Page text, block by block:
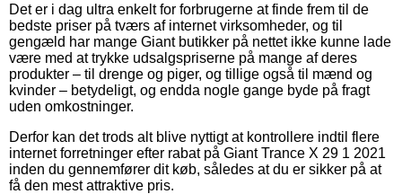
Det er i dag ultra enkelt for forbrugerne at finde frem til de
bedste priser på tværs af internet virksomheder, og til
gengæld har mange Giant butikker på nettet ikke kunne lade
være med at trykke udsalgspriserne på mange af deres
produkter – til drenge og piger, og tillige også til mænd og
kvinder – betydeligt, og endda nogle gange byde på fragt
uden omkostninger.
Derfor kan det trods alt blive nyttigt at kontrollere indtil flere
internet forretninger efter rabat på Giant Trance X 29 1 2021
inden du gennemfører dit køb, således at du er sikker på at
få den mest attraktive pris.